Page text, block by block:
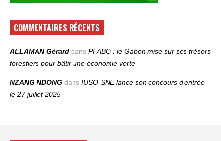
COMMENTAIRES RÉCENTS
ALLAMAN Gérard dans PFABO : le Gabon mise sur ses trésors
forestiers pour bâtir une économie verte
NZANG NDONG dans IUSO‑SNE lance son concours d’entrée
le 27 juillet 2025